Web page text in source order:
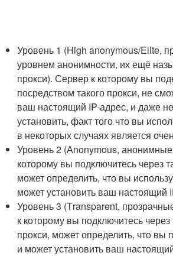
Уровень 1 (High anonymous/Elite,
уровнем анонимности, их ещё
прокси). Сервер к которому вы
посредством такого прокси, не
ваш настоящий IP-адрес, и даже
установить, факт того что вы
в некоторых случаях является
Уровень 2 (Аnonymous, анонимные
которому вы подключитесь через
может определить, что вы
может установить ваш настоящий
Уровень 3 (Тransparent,
к которому вы подключитесь
прокси, может определить, что вы
и может установить ваш